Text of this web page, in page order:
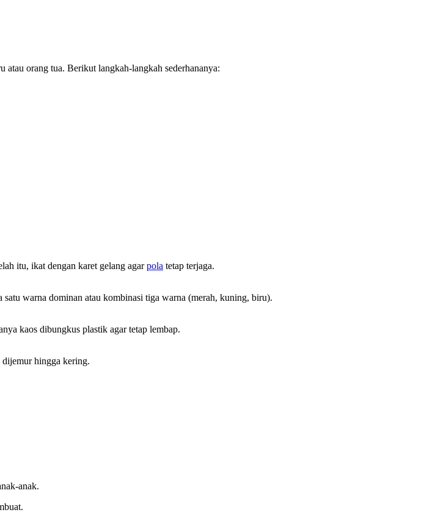
orang tua. Berikut langkah-langkah sederhananya:
itu, ikat dengan karet gelang agarpola tetap terjaga.
warna dominan atau kombinasi tiga warna (merah, kuning, biru).
kaos dibungkus plastik agar tetap lembap.
hingga kering.
anak.